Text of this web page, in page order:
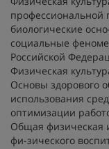
профессиональной
биологические
социальные
Российской
Физическая
Основы здорового
использования
оптимизации
Общая физическая
фи-зического